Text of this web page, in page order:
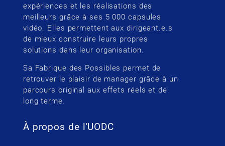
expériences et les réalisations des
meilleurs grâce à ses 5 000 capsules
vidéo. Elles permettent aux dirigeant.e.s
de mieux construire leurs propres
solutions dans leur organisation.
Sa Fabrique des Possibles permet de
retrouver le plaisir de manager grâce à un
parcours original aux effets réels et de
long terme.
À propos de l'UODC